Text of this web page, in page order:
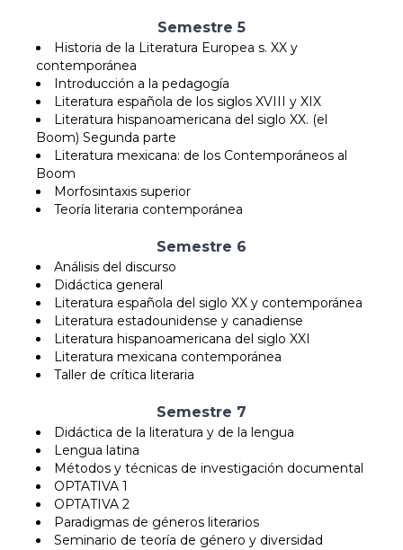
Semestre 5
Historia de la Literatura Europea s. XX y
contemporánea
Introducción a la pedagogía
Literatura española de los siglos XVIII y XIX
Literatura hispanoamericana del siglo XX. (el
Boom) Segunda parte
Literatura mexicana: de los Contemporáneos al
Boom
Morfosintaxis superior
Teoría literaria contemporánea
Semestre 6
Análisis del discurso
Didáctica general
Literatura española del siglo XX y contemporánea
Literatura estadounidense y canadiense
Literatura hispanoamericana del siglo XXI
Literatura mexicana contemporánea
Taller de crítica literaria
Semestre 7
Didáctica de la literatura y de la lengua
Lengua latina
Métodos y técnicas de investigación documental
OPTATIVA 1
OPTATIVA 2
Paradigmas de géneros literarios
Seminario de teoría de género y diversidad